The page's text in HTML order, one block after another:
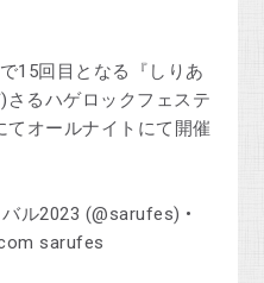
15回目となる『しりあ
るハゲロックフェステ
てオールナイトにて開催
ル2023 (@sarufes) •
sarufes